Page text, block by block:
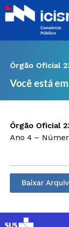
Ir
para
Órgão Oficial
Você está
Órgão Oficial
Ano 4 –
Baixar